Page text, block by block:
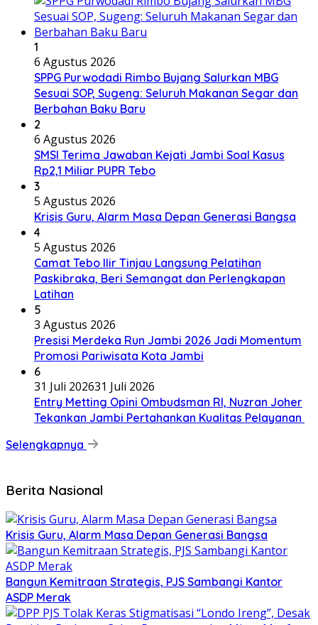
1
6 Agustus 2026
SPPG Purwodadi Rimbo Bujang Salurkan MBG
Sesuai SOP, Sugeng: Seluruh Makanan Segar dan
Berbahan Baku Baru
2
6 Agustus 2026
SMSI Terima Jawaban Kejati Jambi Soal Kasus
Rp2,1 Miliar PUPR Tebo
3
5 Agustus 2026
Krisis Guru, Alarm Masa Depan Generasi Bangsa
4
5 Agustus 2026
Camat Tebo Ilir Tinjau Langsung Pelatihan
Paskibraka, Beri Semangat dan Perlengkapan
Latihan
5
3 Agustus 2026
Presisi Merdeka Run Jambi 2026 Jadi Momentum
Promosi Pariwisata Kota Jambi
6
31 Juli 202631 Juli 2026
Entry Metting Opini Ombudsman RI, Nuzran Joher
Tekankan Jambi Pertahankan Kualitas Pelayanan
Selengkapnya
Berita Nasional
Krisis Guru, Alarm Masa Depan Generasi Bangsa
Bangun Kemitraan Strategis, PJS Sambangi Kantor
ASDP Merak